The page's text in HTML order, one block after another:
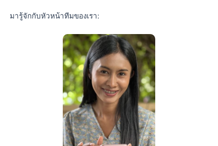
มารู้จักกับหัวหน้าทีมของเรา: